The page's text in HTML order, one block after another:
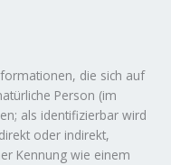
die sich auf
Person (im
als identifizierbar wird
oder indirekt,
Kennung wie einem